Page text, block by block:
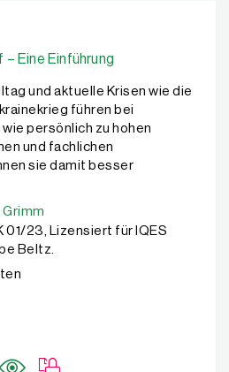
– Eine Einführung
und aktuelle Krisen wie die
führen bei
persönlich zu hohen
und fachlichen
sie damit besser
Grimm
Grimm
01/23, Lizensiert für IQES
Beltz.